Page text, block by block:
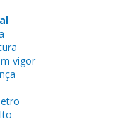
vigor